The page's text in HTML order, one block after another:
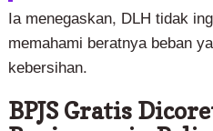
Ia menegaskan, DLH tidak
memahami beratnya beban
kebersihan.
BPJS Gratis